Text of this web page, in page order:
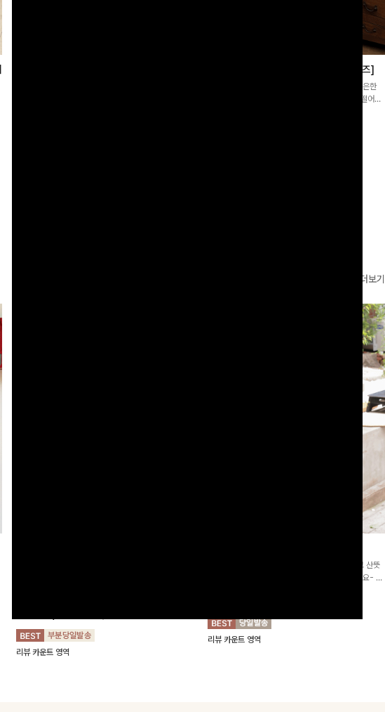
쿨링버튼 8부와이드팬츠[FREE,L사이즈]
[바스락소재💙/8부기장]사이드 버튼 디테일이 은은한
포인트가 되어주는 와이드 팬츠입니다. 여유롭게 떨어지
더보기
리뷰 카운트 영역
[청순무드/체형커버]꾸안꾸 무드의 정석🤍 가볍고 산뜻
한 착용감으로 여름 내내 손이 자주 가는 원피스예요- 은
리뷰 카운트 영역